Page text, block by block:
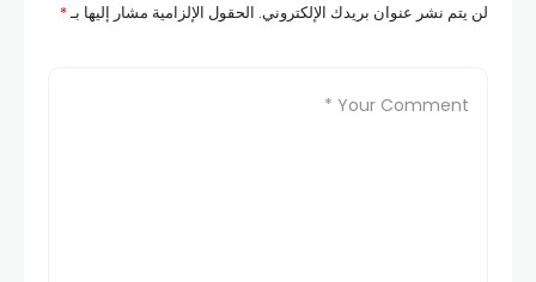
لن يتم نشر عنوان بريدك الإلكتروني. الحقول الإلزامية مشار إليها بـ*